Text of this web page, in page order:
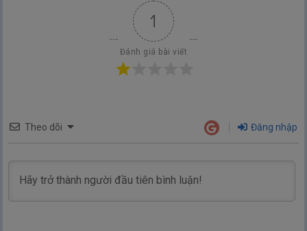
1
Đánh giá bài viết
Theo dõi Đăng nhập